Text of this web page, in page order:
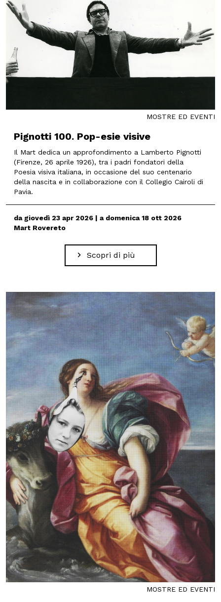
MOSTRE ED EVENTI
Pignotti 100. Pop-esie visive
Il Mart dedica un approfondimento a Lamberto Pignotti
(Firenze, 26 aprile 1926), tra i padri fondatori della
Poesia visiva italiana, in occasione del suo centenario
della nascita e in collaborazione con il Collegio Cairoli di
Pavia.
da giovedì 23 apr 2026 | a domenica 18 ott 2026
Mart Rovereto
Scopri di più
MOSTRE ED EVENTI